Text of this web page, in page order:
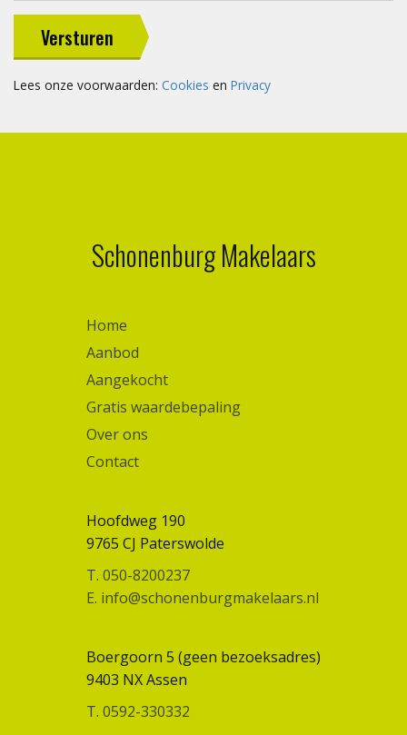
Versturen
Lees onze voorwaarden: Cookies en Privacy
Schonenburg Makelaars
Home
Aanbod
Aangekocht
Gratis waardebepaling
Over ons
Contact
Hoofdweg 190
9765 CJ Paterswolde
T. 050-8200237
E. info@schonenburgmakelaars.nl
Boergoorn 5 (geen bezoeksadres)
9403 NX Assen
T. 0592-330332